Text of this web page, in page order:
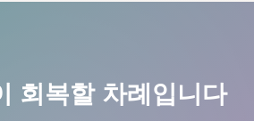
회복할 차례입니다